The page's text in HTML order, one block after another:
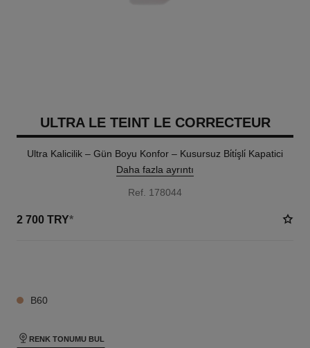
ULTRA LE TEINT LE CORRECTEUR
Ultra Kalicilik – Gün Boyu Konfor – Kusursuz Bi̇ti̇şli̇ Kapatici
Daha fazla ayrıntı
Ref. 178044
2 700 TRY*
B60
RENK TONUMU BUL